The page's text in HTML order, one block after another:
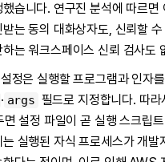
습니다. 연구진 분석에 따르면
는 동의 대화상자도, 신뢰할 수
는 워크스페이스 신뢰 검사도
정은 실행할 프로그램과 인자
· args 필드로 지정합니다. 따라
면 설정 파일이 곧 실행 스크립
실행된 자식 프로세스가 개발